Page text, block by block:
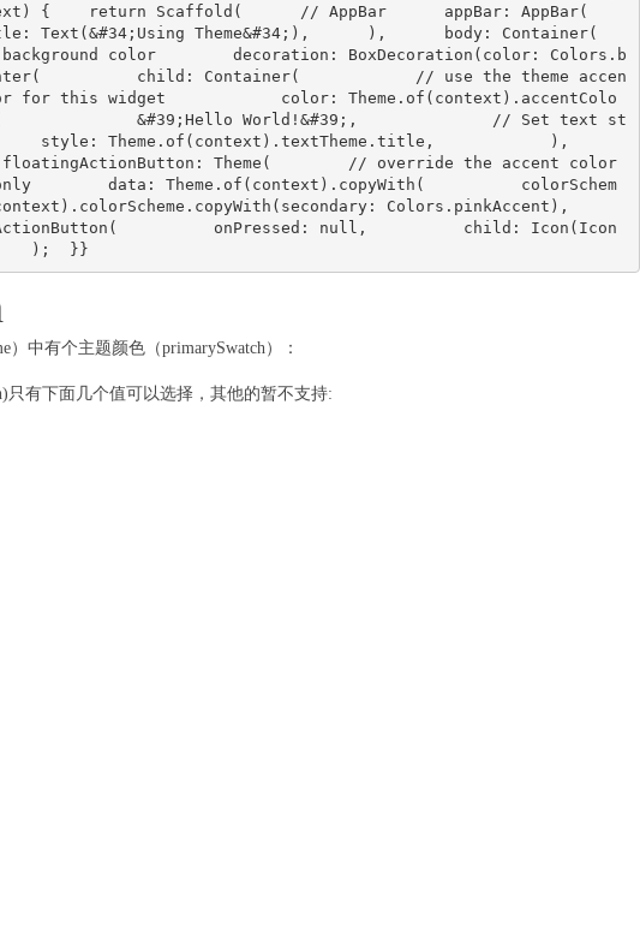
{    return Scaffold(      // AppBar      appBar: AppBar(
Theme&#34;),      ),      body: Container(
color        decoration: BoxDecoration(color: Colors.b
child: Container(            // use the theme accen
for this widget            color: Theme.of(context).accentColo
&#39;Hello World!&#39;,              // Set text st
style: Theme.of(context).textTheme.title,            ),
Theme(        // override the accent color
data: Theme.of(context).copyWith(          colorSchem
Colors.pinkAccent),
onPressed: null,          child: Icon(Icon
);  }}
中有个主题颜色（primarySwatch）：
只有下面几个值可以选择，其他的暂不支持: